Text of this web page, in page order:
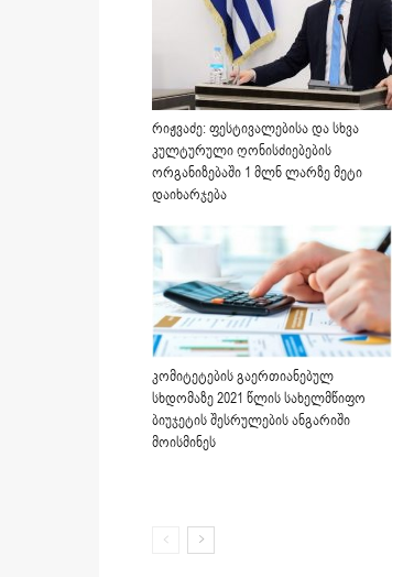
რიჟვაძე: ფესტივალებისა და სხვა
კულტურული ღონისძიებების
ორგანიზებაში 1 მლნ ლარზე მეტი
დაიხარჯება
კომიტეტების გაერთიანებულ
სხდომაზე 2021 წლის სახელმწიფო
ბიუჯეტის შესრულების ანგარიში
მოისმინეს